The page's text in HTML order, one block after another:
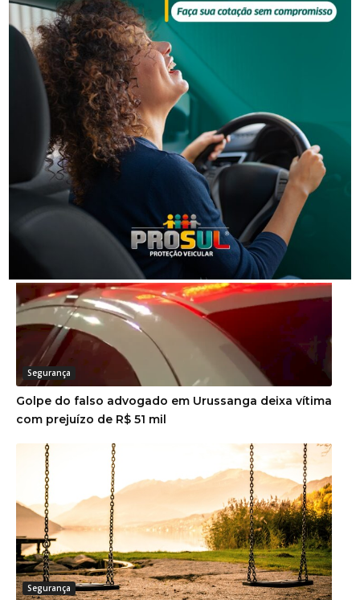
Segurança
Homem é preso por descumprir medida protetiva
em Urussanga
Segurança
Golpe do falso advogado em Urussanga deixa vítima
com prejuízo de R$ 51 mil
Segurança